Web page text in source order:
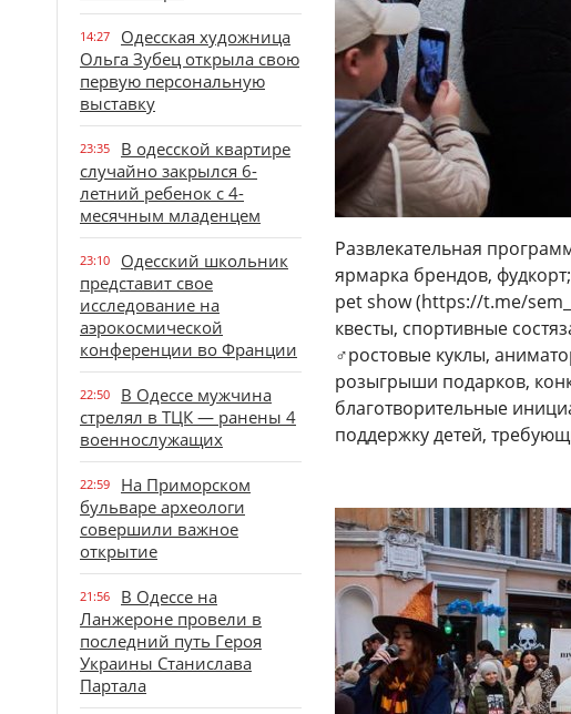
14:27
Одесская художница
Ольга Зубец открыла свою
первую персональную
выставку
23:35
В одесской квартире
случайно закрылся 6-
летний ребенок с 4-
месячным младенцем
23:10
Одесский школьник
представит свое
исследование на
аэрокосмической
конференции во Франции
22:50
В Одессе мужчина
стрелял в ТЦК — ранены 4
военнослужащих
22:59
На Приморском
бульваре археологи
совершили важное
открытие
21:56
В Одессе на
Ланжероне провели в
последний путь Героя
Украины Станислава
Партала
Развлекательная
‍ярмарка брендов, фудкорт;
pet show (https://t.me/
квесты, спортивные
‍♂️ростовые куклы,
розыгрыши подарков,
благотворительные
поддержку детей,